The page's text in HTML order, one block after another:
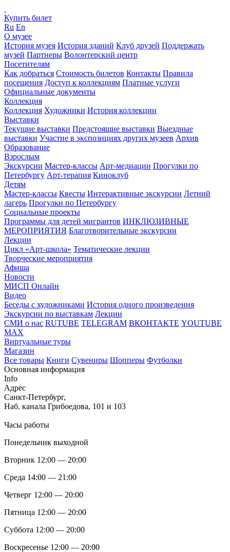
Купить билет
Ru En
О музее
История музея История зданий Клуб друзей Поддержать
музей Партнеры Волонтерский центр
Посетителям
Как добраться Стоимость билетов Контакты Правила
посещения Доступ к коллекциям Платные услуги
Официальные документы
Коллекция
Коллекция Художники История коллекции
Выставки
Текущие выставки Предстоящие выставки Выездные
выставки Участие в экспозициях других музеев Архив
Образование
Взрослым
Экскурсии Мастер-классы Арт-медиации Прогулки по
Петербургу Арт-терапия Киноклуб
Детям
Мастер-классы Квесты Интерактивные экскурсии Летний
лагерь Прогулки по Петербургу
Социальные проекты
Программы для детей мигрантов ИНКЛЮЗИВНЫЕ
МЕРОПРИЯТИЯ Благотворительные экскурсии
Лекции
Цикл «Арт-школа» Тематические лекции
Творческие мероприятия
Афиша
Новости
МИСП Онлайн
Видео
Беседы с художниками История одного произведения
Экскурсии по выставкам Лекции
СМИ о нас RUTUBE TELEGRAM ВКОНТАКТЕ YOUTUBE
MAX
Виртуальные туры
Магазин
Все товары Книги Сувениры Шопперы Футболки
Основная информация
Info
Адрес
Санкт-Петербург,
Наб. канала Грибоедова, 101 и 103
Часы работы
Понедельник выходной
Вторник 12:00 — 20:00
Среда 14:00 — 21:00
Четверг 12:00 — 20:00
Пятница 12:00 — 20:00
Суббота 12:00 — 20:00
Воскресенье 12:00 — 20:00